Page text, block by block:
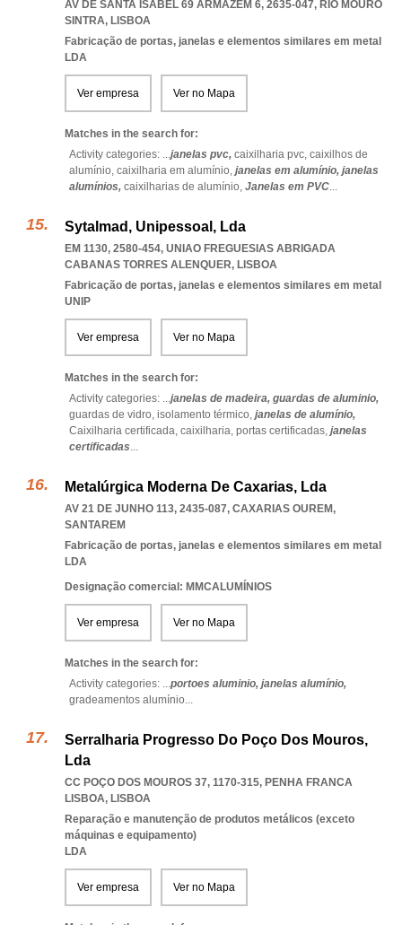
AV DE SANTA ISABEL 69 ARMAZÉM 6, 2635-047, RIO MOURO
SINTRA, LISBOA
Fabricação de portas, janelas e elementos similares em metal
LDA
Ver empresa Ver no Mapa
Matches in the search for:
Activity categories: ...janelas pvc, caixilharia pvc, caixilhos de
alumínio, caixilharia em alumínio, janelas em alumínio, janelas
alumínios, caixilharias de alumínio, Janelas em PVC...
Sytalmad, Unipessoal, Lda
EM 1130, 2580-454, UNIAO FREGUESIAS ABRIGADA
CABANAS TORRES ALENQUER, LISBOA
Fabricação de portas, janelas e elementos similares em metal
UNIP
Ver empresa Ver no Mapa
Matches in the search for:
Activity categories: ...janelas de madeira, guardas de aluminio,
guardas de vidro, isolamento térmico, janelas de alumínio,
Caixilharia certificada, caixilharia, portas certificadas, janelas
certificadas...
Metalúrgica Moderna De Caxarias, Lda
AV 21 DE JUNHO 113, 2435-087, CAXARIAS OUREM,
SANTAREM
Fabricação de portas, janelas e elementos similares em metal
LDA
Designação comercial: MMCALUMÍNIOS
Ver empresa Ver no Mapa
Matches in the search for:
Activity categories: ...portoes aluminio, janelas alumínio,
gradeamentos alumínio...
Serralharia Progresso Do Poço Dos Mouros,
Lda
CC POÇO DOS MOUROS 37, 1170-315, PENHA FRANCA
LISBOA, LISBOA
Reparação e manutenção de produtos metálicos (exceto
máquinas e equipamento)
LDA
Ver empresa Ver no Mapa